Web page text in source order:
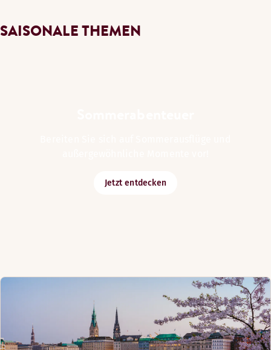
SAISONALE THEMEN
Jetzt entdecken